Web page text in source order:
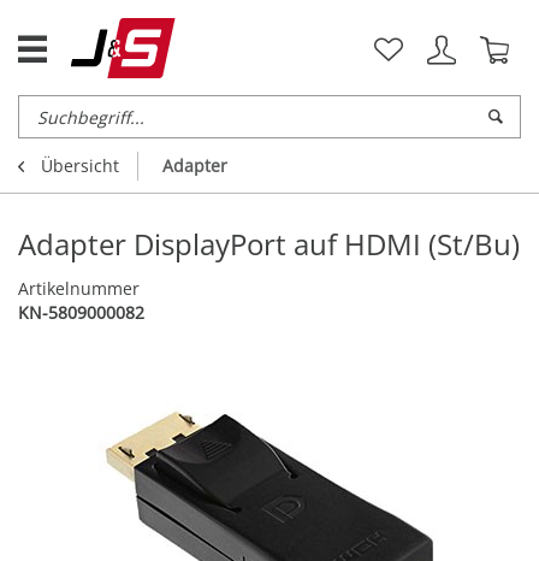
Übersicht Adapter
Adapter DisplayPort auf HDMI (St/Bu)
Artikelnummer
KN-5809000082